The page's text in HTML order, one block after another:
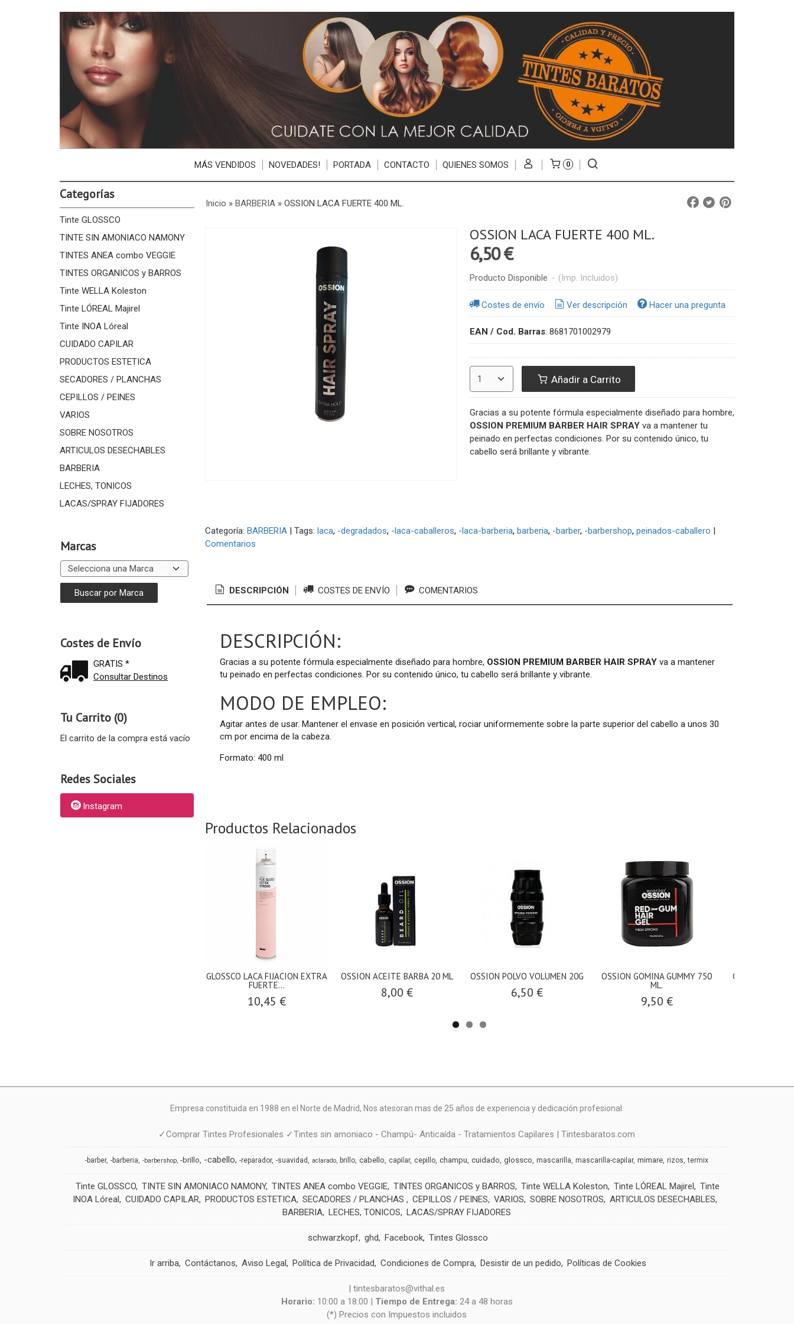
MÁS VENDIDOS NOVEDADES! PORTADA CONTACTO QUIENES SOMOS 0
Categorías
Tinte GLOSSCO
TINTE SIN AMONIACO NAMONY
TINTES ANEA combo VEGGIE
TINTES ORGANICOS y BARROS
Tinte WELLA Koleston
Tinte LÓREAL Majirel
Tinte INOA Lóreal
CUIDADO CAPILAR
PRODUCTOS ESTETICA
SECADORES / PLANCHAS
CEPILLOS / PEINES
VARIOS
SOBRE NOSOTROS
ARTICULOS DESECHABLES
BARBERIA
LECHES, TONICOS
LACAS/SPRAY FIJADORES
Marcas
Costes de Envío
GRATIS *
Consultar Destinos
Tu Carrito (0)
El carrito de la compra está vacío
Redes Sociales
Instagram
Inicio » BARBERIA» OSSION LACA FUERTE 400 ML.
OSSION LACA FUERTE 400 ML.
6,50 €
Producto Disponible - (Imp. Incluidos)
Costes de envío Ver descripción Hacer una pregunta
EAN / Cod. Barras: 8681701002979
Añadir a Carrito
Gracias a su potente fórmula especialmente diseñado para hombre,
OSSION PREMIUM BARBER HAIR SPRAYva a mantener tu
peinado en perfectas condiciones. Por su contenido único, tu
cabello será brillante y vibrante.
Categoría: BARBERIA| Tags: laca -degradados -laca-caballeros -laca-barberia barberia -barber -barbershop peinados-caballero
Comentarios
DESCRIPCIÓN COSTES DE ENVÍO COMENTARIOS
DESCRIPCIÓN:
Gracias a su potente fórmula especialmente diseñado para hombre, OSSION PREMIUM BARBER HAIR SPRAY va a mantener
tu peinado en perfectas condiciones. Por su contenido único, tu cabello será brillante y vibrante.
MODO DE EMPLEO:
Agitar antes de usar. Mantener el envase en posición vertical, rociar uniformemente sobre la parte superior del cabello a unos 30
cm por encima de la cabeza.
Formato: 400 ml
Productos Relacionados
GLOSSCO LACA FIJACION EXTRA
FUERTE...
10,45 €
OSSION ACEITE BARBA 20 ML
8,00 €
OSSION POLVO VOLUMEN 20G
6,50 €
OSSION GOMINA GUMMY 750
ML.
9,50 €
OSSION CERA
Empresa constituida en 1988 en el Norte de Madrid, Nos atesoran mas de 25 años de experiencia y dedicación profesional.
✓Comprar Tintes Profesionales ✓Tintes sin amoniaco - Champú- Anticaída - Tratamientos Capilares | Tintesbaratos.com
-barber -barberia -barbershop -brillo -cabello -reparador -suavidad aclarado brillo cabello capilar cepillo champu cuidado glossco mascarilla mascarilla-capilar mimare rizos termix
Tinte GLOSSCO TINTE SIN AMONIACO NAMONY TINTES ANEA combo VEGGIE TINTES ORGANICOS y BARROS Tinte WELLA Koleston Tinte LÓREAL Majirel Tinte
INOA Lóreal
CUIDADO CAPILAR PRODUCTOS ESTETICA SECADORES / PLANCHAS CEPILLOS / PEINES VARIOS SOBRE NOSOTROS
ARTICULOS DESECHABLES
BARBERIA
LECHES, TONICOS LACAS/SPRAY FIJADORES
schwarzkopf ghd Facebook Tintes Glossco
Ir arriba Contáctanos Aviso Legal Política de Privacidad Condiciones de Compra Desistir de un pedido Políticas de Cookies
| tintesbaratos@vithal.es
Horario: 10:00 a 18:00 | Tiempo de Entrega: 24 a 48 horas
(*) Precios con Impuestos incluidos